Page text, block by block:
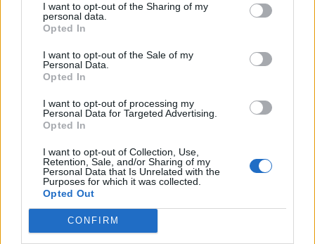
I want to opt-out of the Sharing of my
personal data.
Opted In
I want to opt-out of the Sale of my
Personal Data.
Opted In
I want to opt-out of processing my
Personal Data for Targeted Advertising.
Opted In
I want to opt-out of Collection, Use,
Retention, Sale, and/or Sharing of my
Personal Data that Is Unrelated with the
Purposes for which it was collected.
Opted Out
CONFIRM